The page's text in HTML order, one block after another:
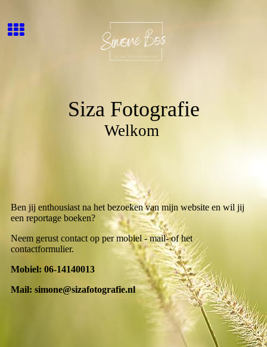
Siza Fotografie
Welkom
Ben jij enthousiast na het bezoeken van mijn website en wil jij
een reportage boeken?
Neem gerust contact op per mobiel - mail- of het
contactformulier.
Mobiel: 06-14140013
Mail: simone@sizafotografie.nl